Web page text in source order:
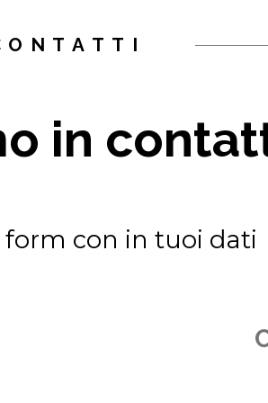
in
form con in tuoi dati